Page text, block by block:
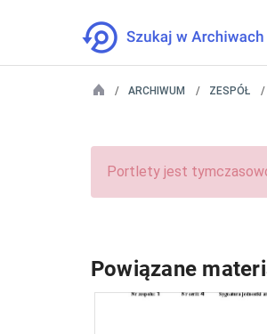
ARCHIWUM ZESPÓŁ
Portlety jest
Powiązane